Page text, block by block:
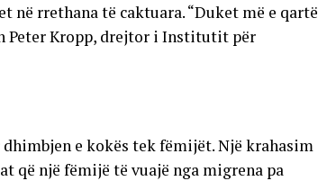
në rrethana të caktuara. “Duket më e qartë
Peter Kropp, drejtor i Institutit për
e kokës tek fëmijët. Një krahasim
që një fëmijë të vuajë nga migrena pa